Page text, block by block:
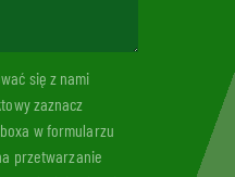
się z nami
zaznacz
w formularzu
przetwarzanie